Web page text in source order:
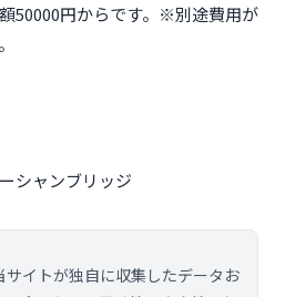
50000円からです。※別途費用が
シャンブリッジ
イトが独自に収集したデータお